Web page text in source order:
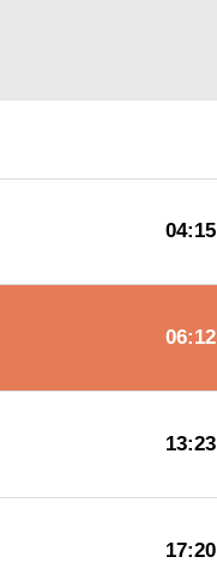
04:15
06:12
13:23
17:20